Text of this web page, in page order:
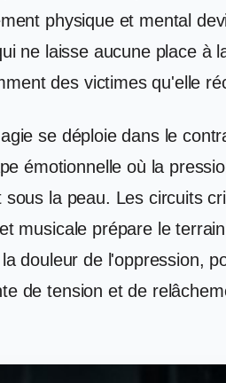
physique et mental
ne laisse aucune place à
des victimes qu'elle
se déploie dans le
émotionnelle où la
sous la peau. Les circuits
musicale prépare le
douleur de l'oppression,
de tension et de